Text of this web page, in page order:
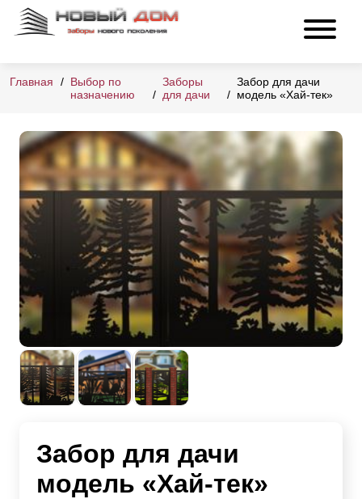
Главная
Выбор по
назначению
Заборы
для дачи
Забор для дачи
модель «Хай-тек»
Забор для дачи
модель «Хай-тек»